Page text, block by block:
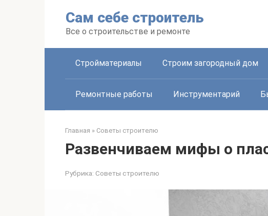
Сам себе строитель
Все о строительстве и ремонте
Стройматериалы Строим загородный дом
Ремонтные работы Инструментарий
Главная » Советы строителю
Развенчиваем мифы о
Рубрика: Советы строителю